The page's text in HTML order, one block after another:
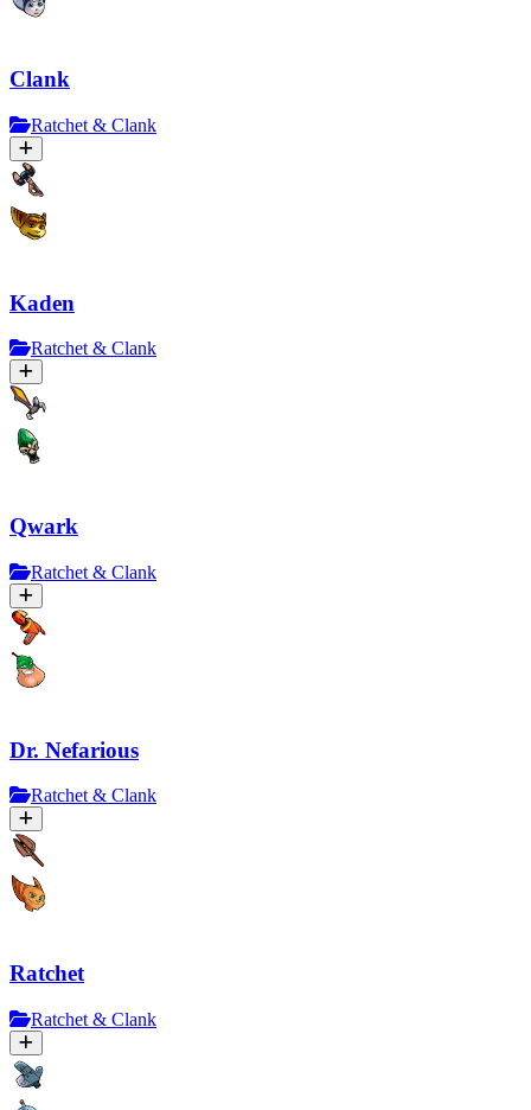
Clank
Ratchet & Clank
Kaden
Ratchet & Clank
Qwark
Ratchet & Clank
Dr. Nefarious
Ratchet & Clank
Ratchet
Ratchet & Clank